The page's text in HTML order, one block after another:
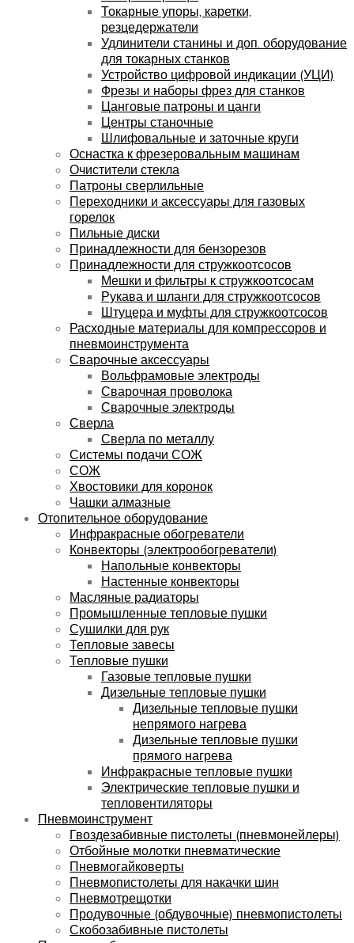
Токарные упоры, каретки,
резцедержатели
Удлинители станины и доп. оборудование
для токарных станков
Устройство цифровой индикации (УЦИ)
Фрезы и наборы фрез для станков
Цанговые патроны и цанги
Центры станочные
Шлифовальные и заточные круги
Оснастка к фрезеровальным машинам
Очистители стекла
Патроны сверлильные
Переходники и аксессуары для газовых
горелок
Пильные диски
Принадлежности для бензорезов
Принадлежности для стружкоотсосов
Мешки и фильтры к стружкоотсосам
Рукава и шланги для стружкоотсосов
Штуцера и муфты для стружкоотсосов
Расходные материалы для компрессоров и
пневмоинструмента
Сварочные аксессуары
Вольфрамовые электроды
Сварочная проволока
Сварочные электроды
Сверла
Сверла по металлу
Системы подачи СОЖ
СОЖ
Хвостовики для коронок
Чашки алмазные
Отопительное оборудование
Инфракрасные обогреватели
Конвекторы (электрообогреватели)
Напольные конвекторы
Настенные конвекторы
Масляные радиаторы
Промышленные тепловые пушки
Сушилки для рук
Тепловые завесы
Тепловые пушки
Газовые тепловые пушки
Дизельные тепловые пушки
Дизельные тепловые пушки
непрямого нагрева
Дизельные тепловые пушки
прямого нагрева
Инфракрасные тепловые пушки
Электрические тепловые пушки и
тепловентиляторы
Пневмоинструмент
Гвоздезабивные пистолеты (пневмонейлеры)
Отбойные молотки пневматические
Пневмогайковерты
Пневмопистолеты для накачки шин
Пневмотрещотки
Продувочные (обдувочные) пневмопистолеты
Скобозабивные пистолеты